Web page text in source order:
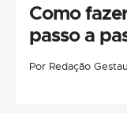
Como
passo a
Por Redação